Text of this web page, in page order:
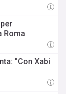
Roma
"Con Xabi